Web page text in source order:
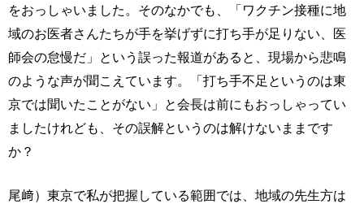
をおっしゃいました。そのなかでも、「ワクチン接種に地
域のお医者さんたちが手を挙げずに打ち手が足りない、医
師会の怠慢だ」という誤った報道があると、現場から悲鳴
のような声が聞こえています。「打ち手不足というのは東
京では聞いたことがない」と会長は前にもおっしゃってい
ましたけれども、その誤解というのは解けないままです
か？
尾﨑）東京で私が把握している範囲では、地域の先生方は